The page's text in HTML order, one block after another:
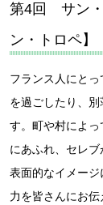
第4回 サン・
ン・トロペ】
フランス人にと
を過ごしたり、
す。町や村によ
にあふれ、セレブ
表面的なイメー
力を皆さんにお伝